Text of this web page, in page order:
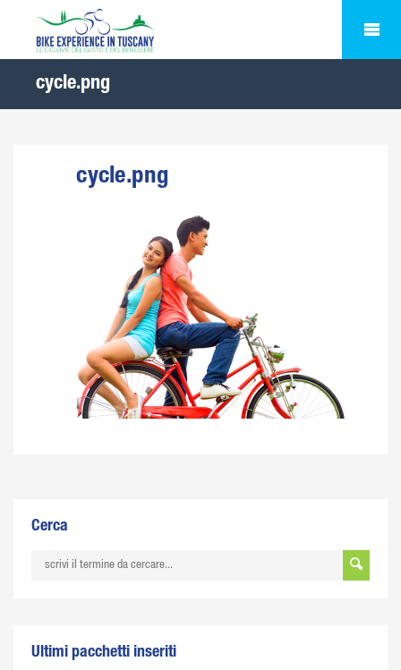
cycle.png
cycle.png
Cerca
Ultimi pacchetti inseriti